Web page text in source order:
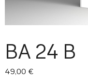
BA 24 B
49,00 €